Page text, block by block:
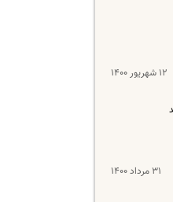
۱۲ شهریور ۱۴۰۰
۳۱ مرداد ۱۴۰۰